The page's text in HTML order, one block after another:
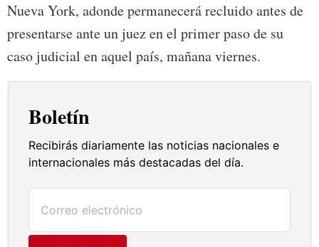
Nueva York, adonde permanecerá recluido antes de
presentarse ante un juez en el primer paso de su
caso judicial en aquel país, mañana viernes.
Boletín
Recibirás diariamente las noticias nacionales e
internacionales más destacadas del día.